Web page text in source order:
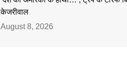
केजरीवाल
August 8, 2026